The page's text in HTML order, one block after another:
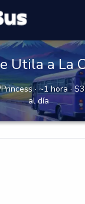
Utila a La
· ~1 hora ·
al día